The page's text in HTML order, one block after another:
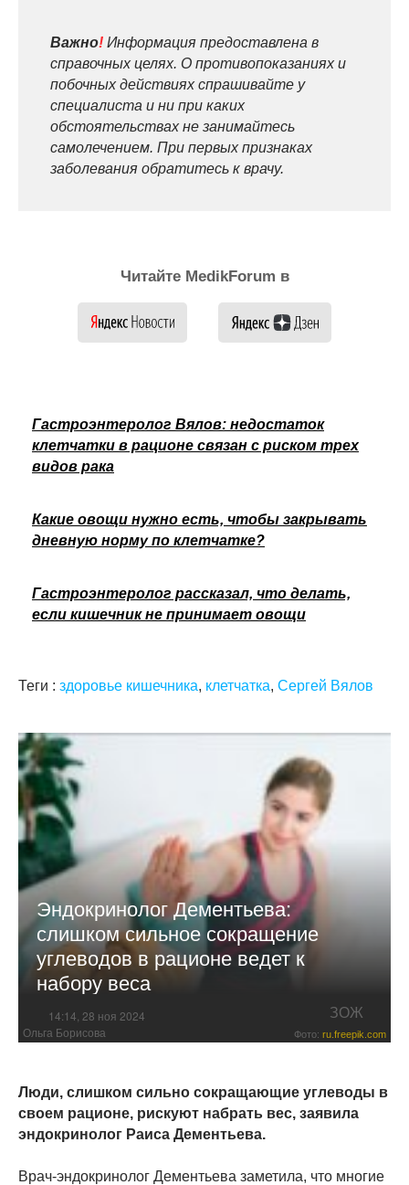
Важно! Информация предоставлена в
справочных целях. О противопоказаниях и
побочных действиях спрашивайте у
специалиста и ни при каких
обстоятельствах не занимайтесь
самолечением. При первых признаках
заболевания обратитесь к врачу.
Читайте MedikForum в
Гастроэнтеролог Вялов: недостаток
клетчатки в рационе связан с риском трех
видов рака
Какие овощи нужно есть, чтобы закрывать
дневную норму по клетчатке?
Гастроэнтеролог рассказал, что делать,
если кишечник не принимает овощи
Теги : здоровье кишечника, клетчатка, Сергей Вялов
Эндокринолог Дементьева:
слишком сильное сокращение
углеводов в рационе ведет к
набору веса
14:14, 28 ноя 2024 ЗОЖ
Ольга Борисова Фото: ru.freepik.com
Люди, слишком сильно сокращающие углеводы в
своем рационе, рискуют набрать вес, заявила
эндокринолог Раиса Дементьева.
Врач-эндокринолог Дементьева заметила, что многие